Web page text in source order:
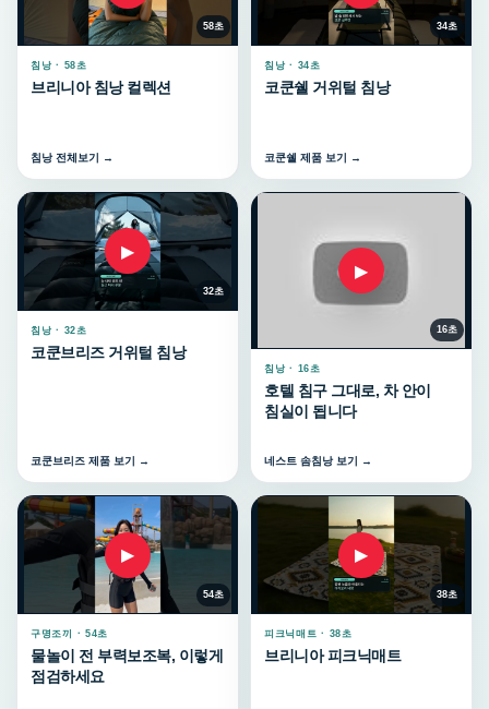
58초
침낭 · 58초
브리니아 침낭 컬렉션
침낭 전체보기 →
34초
침낭 · 34초
코쿤쉘 거위털 침낭
코쿤쉘 제품 보기 →
▶
32초
침낭 · 32초
코쿤브리즈 거위털 침낭
코쿤브리즈 제품 보기 →
▶
16초
침낭 · 16초
호텔 침구 그대로, 차 안이
침실이 됩니다
네스트 솜침낭 보기 →
▶
54초
구명조끼 · 54초
물놀이 전 부력보조복, 이렇게
점검하세요
▶
38초
피크닉매트 · 38초
브리니아 피크닉매트